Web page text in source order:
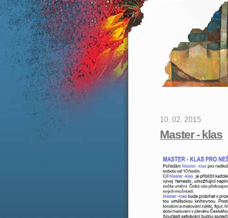
10. 02. 2015
Master - klas